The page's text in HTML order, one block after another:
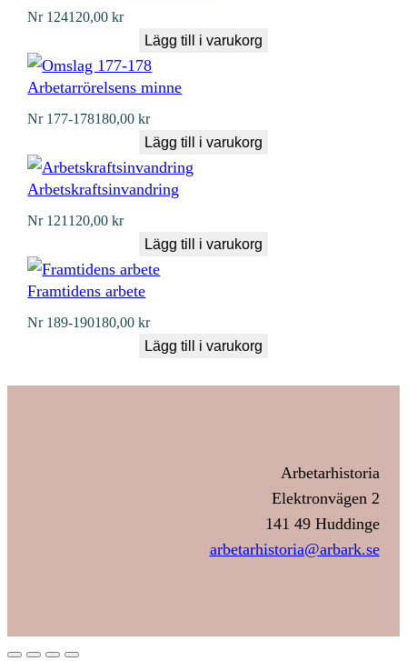
Nr 124120,00kr
Lägg till i varukorg
Arbetarrörelsens minne
Nr 177-178180,00kr
Lägg till i varukorg
Arbetskraftsinvandring
Nr 121120,00kr
Lägg till i varukorg
Framtidens arbete
Nr 189-190180,00kr
Lägg till i varukorg
Arbetarhistoria
Elektronvägen 2
141 49 Huddinge
arbetarhistoria@arbark.se